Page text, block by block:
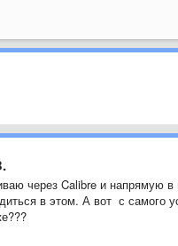
через Calibre и напрямую
в этом. А вот с самого